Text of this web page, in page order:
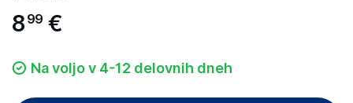
8 99 €
Na voljo v 4-12 delovnih dneh